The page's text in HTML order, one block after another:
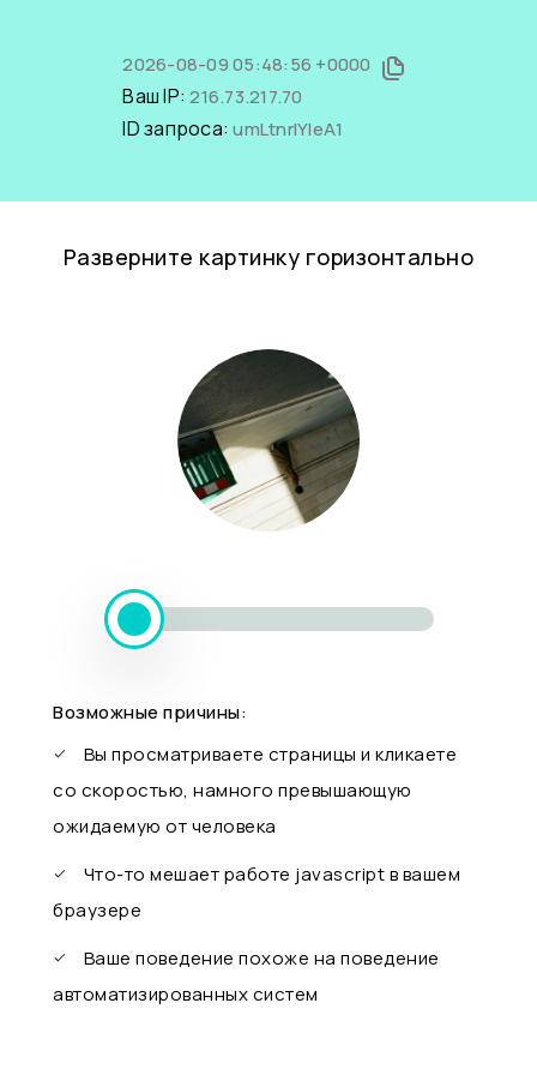
2026-08-09 05:48:56 +0000
Ваш IP:216.73.217.70
ID запроса:umLtnrlYIeA1
Разверните картинку горизонтально
Возможные причины:
Вы просматриваете страницы и кликаете
со скоростью, намного превышающую
ожидаемую от человека
Что-то мешает работе javascript в вашем
браузере
Ваше поведение похоже на поведение
автоматизированных систем